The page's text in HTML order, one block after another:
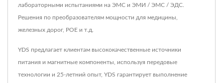
лабораторными испытаниями на ЭМС и ЭМИ / ЭМС / ЭДС.
Решения по преобразователям мощности для медицины,
железных дорог, POE и т.д.
YDS предлагает клиентам высококачественные источники
питания и магнитные компоненты, используя передовые
технологии и 25-летний опыт, YDS гарантирует выполнение